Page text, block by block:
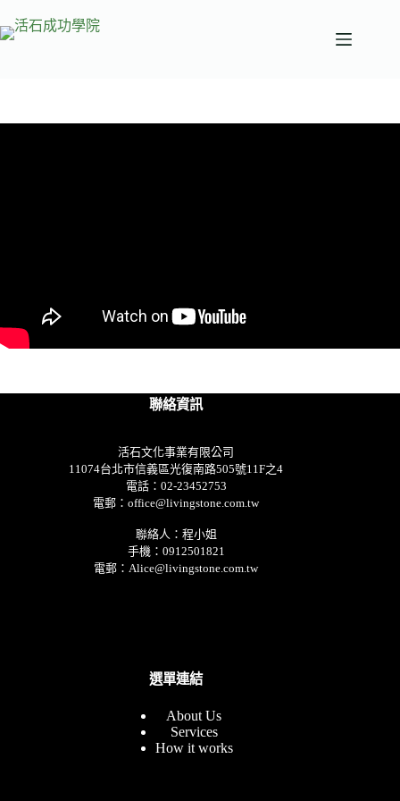
至
聯絡資訊
活石文化事業有限公司
11074台北市信義區光復南路505號11F之4
電話：02-23452753
電郵：office@livingstone.com.tw
聯絡人：程小姐
手機：0912501821
電郵：Alice@livingstone.com.tw
選單連結
About Us
Services
How it works